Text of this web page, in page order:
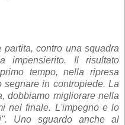
contro una squadra
Il risultato
tempo, nella ripresa
segnare in contropiede. La
dobbiamo migliorare nella
nel finale. L'impegno e lo
Uno sguardo anche al